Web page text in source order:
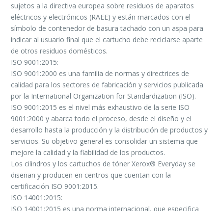
sujetos a la directiva europea sobre residuos de aparatos
eléctricos y electrónicos (RAEE) y están marcados con el
símbolo de contenedor de basura tachado con un aspa para
indicar al usuario final que el cartucho debe reciclarse aparte
de otros residuos domésticos.
ISO 9001:2015:
ISO 9001:2000 es una familia de normas y directrices de
calidad para los sectores de fabricación y servicios publicada
por la International Organization for Standardization (ISO).
ISO 9001:2015 es el nivel más exhaustivo de la serie ISO
9001:2000 y abarca todo el proceso, desde el diseño y el
desarrollo hasta la producción y la distribución de productos y
servicios. Su objetivo general es consolidar un sistema que
mejore la calidad y la fiabilidad de los productos.
Los cilindros y los cartuchos de tóner Xerox® Everyday se
diseñan y producen en centros que cuentan con la
certificación ISO 9001:2015.
ISO 14001:2015:
ISO 14001:2015 es una norma internacional, que especifica